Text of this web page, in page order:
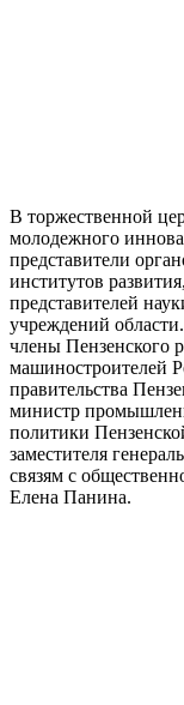
В торжественной
молодежного
представители
институтов
представителей
учреждений
члены Пензенского
машиностроителей
правительства
министр
политики
заместителя
связям с
Елена Панина.